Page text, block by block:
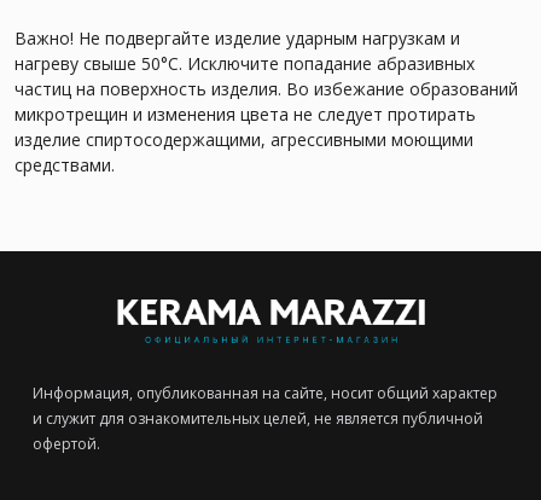
Важно! Не подвергайте изделие ударным нагрузкам и
нагреву свыше 50°С. Исключите попадание абразивных
частиц на поверхность изделия. Во избежание образований
микротрещин и изменения цвета не следует протирать
изделие спиртосодержащими, агрессивными моющими
средствами.
Информация, опубликованная на сайте, носит общий характер
и служит для ознакомительных целей, не является публичной
офертой.